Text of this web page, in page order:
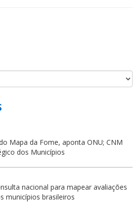
Mapa da Fome, aponta ONU; CNM
dos Municípios
nacional para mapear avaliações
municípios brasileiros